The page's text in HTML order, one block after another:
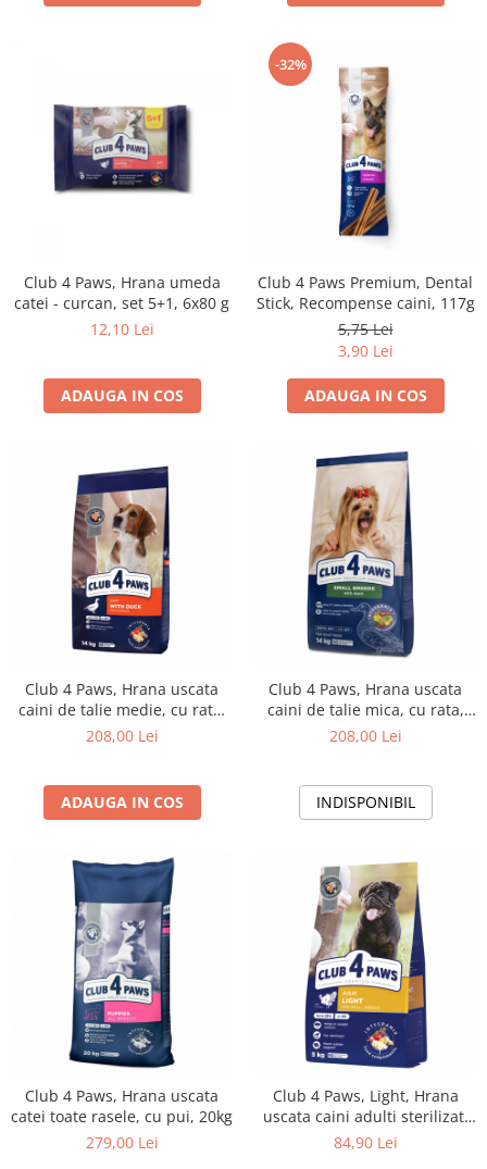
Club 4 Paws, Hrana umeda
catei - curcan, set 5+1, 6x80 g
12,10 Lei
ADAUGA IN COS
-32%
Club 4 Paws Premium, Dental
Stick, Recompense caini, 117g
5,75 Lei
3,90 Lei
ADAUGA IN COS
Club 4 Paws, Hrana uscata
caini de talie medie, cu rata,
14kg
208,00 Lei
ADAUGA IN COS
Club 4 Paws, Hrana uscata
caini de talie mica, cu rata,
14kg
208,00 Lei
INDISPONIBIL
Club 4 Paws, Hrana uscata
catei toate rasele, cu pui, 20kg
279,00 Lei
Club 4 Paws, Light, Hrana
uscata caini adulti sterilizati
de talie mica, 5kg
84,90 Lei